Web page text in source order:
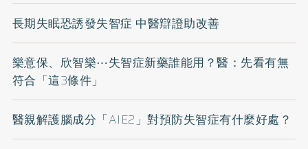
長期失眠恐誘發失智症 中醫辯證助改善
樂意保、欣智樂⋯失智症新藥誰能用？醫：先看有無
符合「這3條件」
醫親解護腦成分「AIE2」對預防失智症有什麼好處？